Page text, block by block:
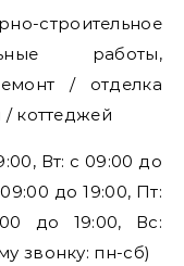
строительное
работы,
/ отделка
коттеджей
Вт: с 09:00 до
до 19:00, Пт:
до 19:00, Вс:
звонку: пн-сб)